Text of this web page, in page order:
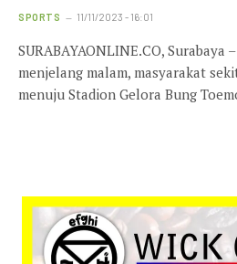
SPORTS 11/11/2023 - 16:01
SURABAYAONLINE.CO, Surabaya
menjelang malam, masyarakat
menuju Stadion Gelora Bung